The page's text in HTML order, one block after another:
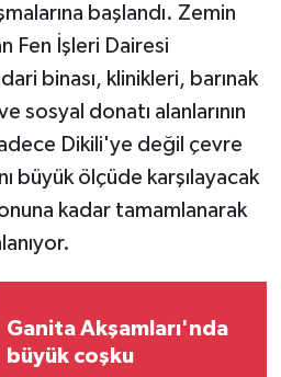
başlandı. Zemin
Fen İşleri Dairesi
binası, klinikleri, barınak
sosyal donatı alanlarının
Dikili'ye değil çevre
büyük ölçüde karşılayacak
kadar tamamlanarak
Ganita Akşamları'nda
büyük coşku